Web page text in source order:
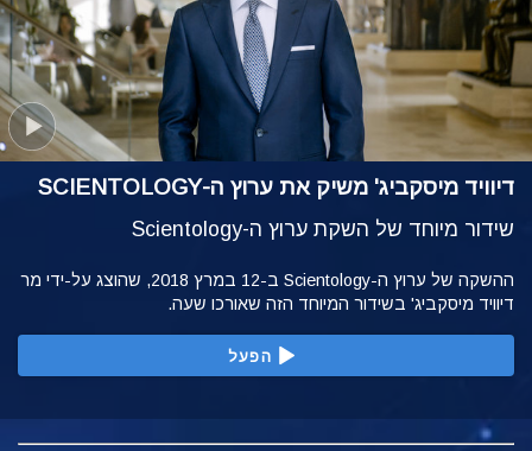
דיוויד מיסקביג' משיק את ערוץ ה-SCIENTOLOGY
שידור מיוחד של השקת ערוץ ה-Scientology
ההשקה של ערוץ ה-Scientology ב-12 במרץ 2018, שהוצג על-ידי מר
דיוויד מיסקביג' בשידור המיוחד הזה שאורכו שעה.
הפעל